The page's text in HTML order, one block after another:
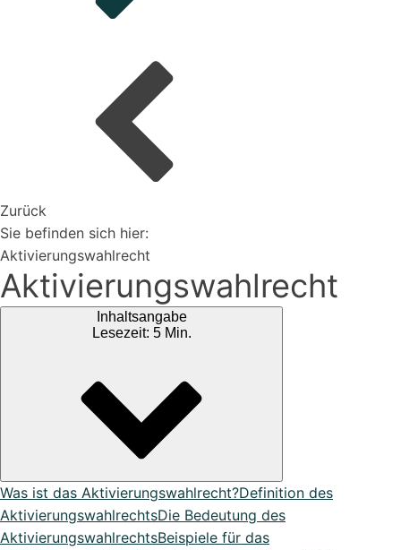
Alle Funktionen ansehen
Organisiere deine Aufträge in Überischtlichen
Erweiterungen
Rest-API Schnittstelle
DATEV Export
Übergeben Sie Ihre Daten ganze einfach an DATEV
Vertriebspartner werden
Bei uns findest du spannendes Blogartikel vieles mehr ...
Zurück
Sie befinden sich hier:
Aktivierungswahlrecht
Aktivierungswahlrecht
Inhaltsangabe
Lesezeit: 5 Min.
Was ist das Aktivierungswahlrecht?Definition des
AktivierungswahlrechtsDie Bedeutung des
AktivierungswahlrechtsBeispiele für das